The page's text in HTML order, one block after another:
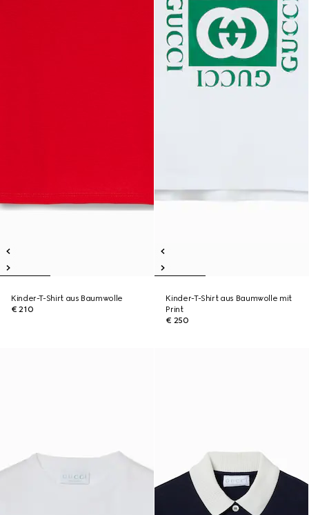
Kinder-T-Shirt aus Baumwolle
€ 210
Kinder-T-Shirt aus Baumwolle mit
Print
€ 250